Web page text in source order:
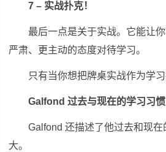
7 – 实战扑克！
最后一点是关于实战。它能让
严肃、更主动的态度对待学习。
只有当你想把牌桌实战作为学
Galfond 过去与现在的学习习惯
Galfond 还描述了他过去和现
大。